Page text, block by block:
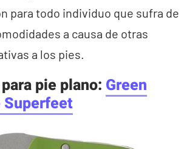
para todo individuo que sufra de
a causa de otras
a los pies.
pie plano: Green